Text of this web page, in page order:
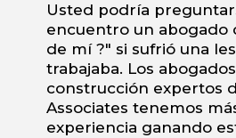
Usted podría
encuentro un abogado
de mí ?" si sufrió una
trabajaba. Los
construcción expertos
Associates tenemos
experiencia ganando